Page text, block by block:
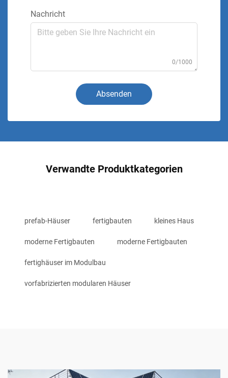
Nachricht
0/1000
Absenden
Verwandte Produktkategorien
prefab-Häuser fertigbauten kleines Haus
moderne Fertigbauten moderne Fertigbauten
fertighäuser im Modulbau
vorfabrizierten modularen Häuser